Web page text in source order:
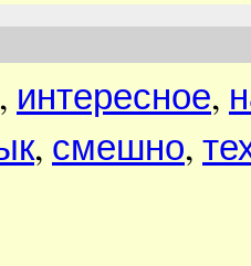
, интересное,
, смешно,